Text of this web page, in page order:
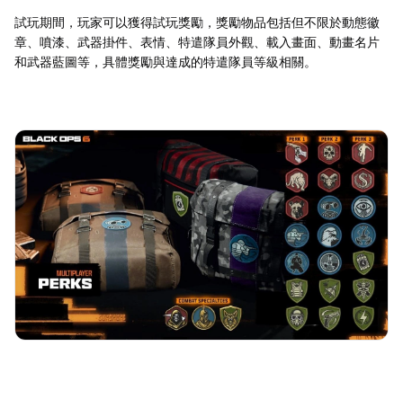
試玩期間，玩家可以獲得試玩獎勵，獎勵物品包括但不限於動態徽
章、噴漆、武器掛件、表情、特遣隊員外觀、載入畫面、動畫名片
和武器藍圖等，具體獎勵與達成的特遣隊員等級相關。